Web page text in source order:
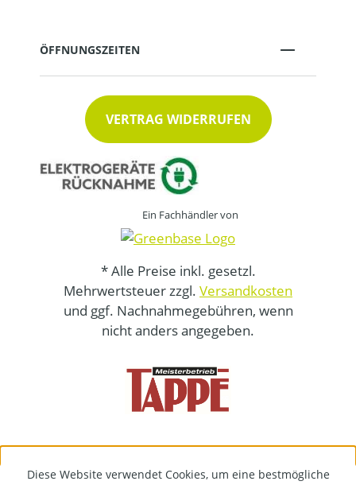
ÖFFNUNGSZEITEN
VERTRAG WIDERRUFEN
Ein Fachhändler von
* Alle Preise inkl. gesetzl.
Mehrwertsteuer zzgl. Versandkosten
und ggf. Nachnahmegebühren, wenn
nicht anders angegeben.
Diese Website verwendet Cookies, um eine bestmögliche